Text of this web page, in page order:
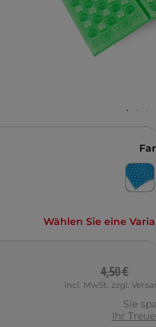
Wählen Sie eine
4,50 €
incl. MwSt. zzgl.
Sie
Ihr